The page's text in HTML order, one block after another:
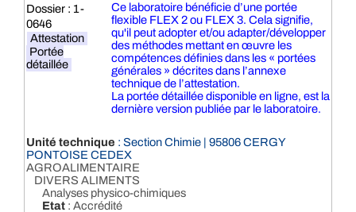
Dossier : 1-
0646
Attestation
Portée
détaillée
Ce laboratoire bénéficie d’une portée
flexible FLEX 2 ou FLEX 3. Cela signifie,
qu'il peut adopter et/ou adapter/développer
des méthodes mettant en œuvre les
compétences définies dans les « portées
générales » décrites dans l’annexe
technique de l’attestation.
La portée détaillée disponible en ligne, est la
dernière version publiée par le laboratoire.
Unité technique : Section Chimie | 95806 CERGY
PONTOISE CEDEX
AGROALIMENTAIRE
DIVERS ALIMENTS
Analyses physico-chimiques
Etat : Accrédité